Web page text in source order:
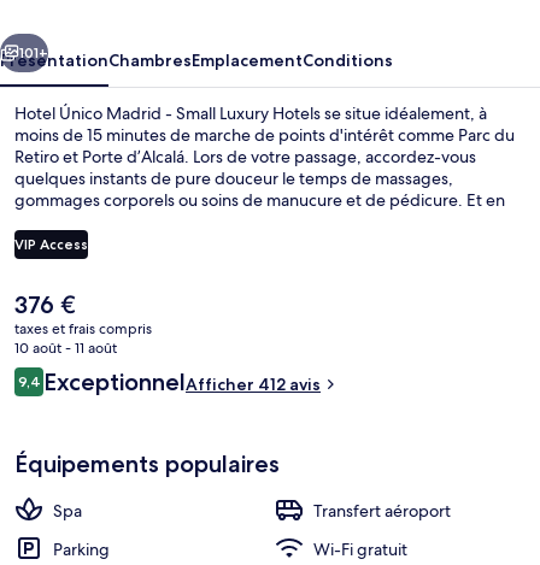
Small
Luxury
Hotels
Suivant
101+
PrésentationChambresEmplacementConditions
Hotel Único Madrid - Small Luxury Hotels se situe idéalement, à
moins de 15 minutes de marche de points d'intérêt comme Parc du
Retiro et Porte d’Alcalá. Lors de votre passage, accordez-vous
quelques instants de pure douceur le temps de massages,
gommages corporels ou soins de manucure et de pédicure. Et en
méditerranéenne à l'établissement El Patio de Claudio, qui est
ouvert pour le déjeuner et le dîner. Cet hôtel de luxe abrite en outre
ouverte 24 h/24. L'hébergement se situe à une très courte distance
à pied des transports publics : Station Serrano se trouve à 5 min et
Station Velázquez, à 8 min.
VIP Access
Le
prix
actuel
est
de
376 €
taxes et frais compris
10 août - 11 août
Avis
voyageurs
9,49,4 sur 10
ExceptionnelAfficher 412 avis
Équipements populaires
Spa
Transfert aéroport
Parking
Wi-Fi gratuit